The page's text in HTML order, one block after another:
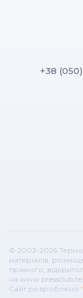
+38
© 2003-2026
матеріалів,
прямого,
на
Сайт розроблено